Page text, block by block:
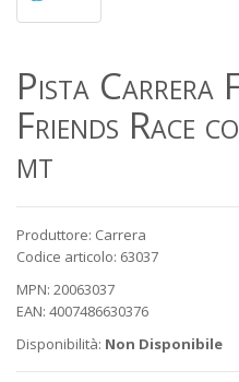
Pista Carrera
Friends Race
mt
Produttore: Carrera
Codice articolo: 63037
MPN: 20063037
EAN: 4007486630376
Disponibilità: Non Disponibile